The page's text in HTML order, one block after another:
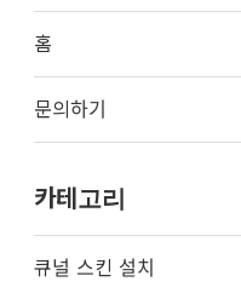
홈
문의하기
카테고리
큐널 스킨 설치